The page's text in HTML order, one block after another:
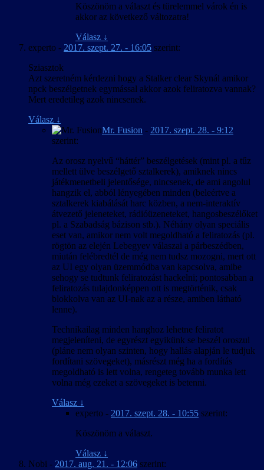
Köszönöm a választ és türelemmel várok én is
akkor az következő változatra!
Válasz ↓
experto - 2017. szept. 27. - 16:05 szerint:
Sziasztok
Azt szeretném kérdezni hogy a Stalker clear Skynál amikor
npck beszélgetnek egymással akkor azok feliratozva vannak?
Mert eredetileg azok nincsenek.
Válasz ↓
Mr. Fusion - 2017. szept. 28. - 9:12
szerint:
Az orosz nyelvű “háttér” beszélgetések (mint pl. a tűz
mellett ülve beszélgető sztalkerek), amiknek nincs
játékmenetbeli jelentősége, nincsenek, de ami angolul
hangzik el, abból lényegében minden (beleértve a
sztalkerek kiabálását harc közben, a nem-interaktív
átvezető jeleneteket, rádióüzeneteket, hangosbeszélőket
pl. a Szabadság bázison stb.). Néhány olyan speciális
eset van, amikor nem volt megoldható a feliratozás (pl.
rögtön az elején Lebegyev válaszai a párbeszédben,
miután felébredtél de még nem tudsz mozogni, mert ott
az UI egy olyan üzemmódba van kapcsolva, amibe
sehogy se tudtunk feliratozást hackelni; pontosabban a
feliratozás tulajdonképpen ott is megtörténik, csak
blokkolva van az UI-nak az a része, amiben látható
lenne).
Technikailag minden hanghoz lehetne feliratot
megjeleníteni, de egyrészt egyikünk se beszél oroszul
(pláne nem olyan szinten, hogy hallás alapján le tudjuk
fordítani szövegeket), másrészt még ha a fordítás
megoldható is lett volna, rengeteg tovább munka lett
volna még ezeket a szövegeket is betenni.
Válasz ↓
experto - 2017. szept. 28. - 10:55 szerint:
Köszönöm a választ.
Válasz ↓
Nobi - 2017. aug. 21. - 12:06 szerint: